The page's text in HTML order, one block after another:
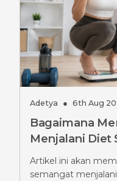
Adetya ● 6th Aug
Bagaimana
Menjalani Diet
Stuck
Artikel ini akan
semangat